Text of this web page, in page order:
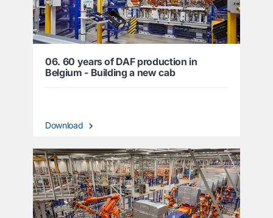
06. 60 years of DAF production in
Belgium - Building a new cab
Download